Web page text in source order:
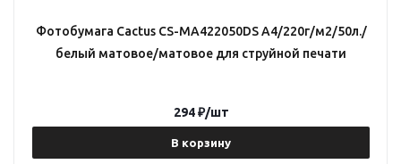
Фотобумага Cactus CS-MA422050DS A4/220г/м2/50л./
белый матовое/матовое для струйной печати
В корзину
294₽/шт